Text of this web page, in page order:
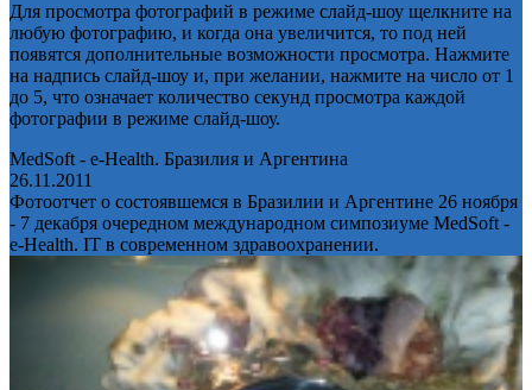
Для просмотра фотографий в режиме слайд-шоу щелкните на
любую фотографию, и когда она увеличится, то под ней
появятся дополнительные возможности просмотра. Нажмите
на надпись слайд-шоу и, при желании, нажмите на число от 1
до 5, что означает количество секунд просмотра каждой
фотографии в режиме слайд-шоу.
MedSoft - e-Health. Бразилия и Аргентина
26.11.2011
Фотоотчет о состоявшемся в Бразилии и Аргентине 26 ноября
- 7 декабря очередном международном симпозиуме MedSoft -
e-Health. IT в современном здравоохранении.